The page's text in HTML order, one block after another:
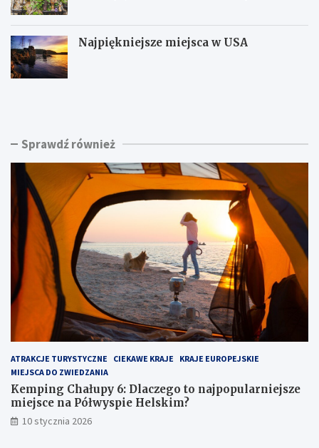
Najpiękniejsze miejsca w USA
K
n
a
ł
u
p
D
l
a
c
e
g
o
t
o
n
P
i
m
o
r
z
m
u
k
y
y
k
l
e
j
n
Sprawdź również
ATRAKCJE TURYSTYCZNE CIEKAWE KRAJE
KRAJE EUROPEJSKIE
MIEJSCA DO ZWIEDZANIA
Kemping Chałupy 6: Dlaczego to najpopularniejsze
miejsce na Półwyspie Helskim?
10 stycznia 2026